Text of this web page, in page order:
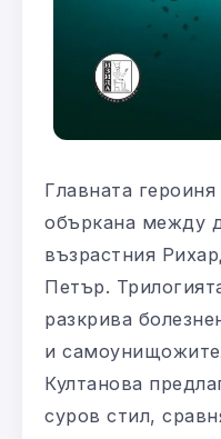
Главната
объркана между
възрастния
Петър.
разкрива
и
Култанова
суров стил,